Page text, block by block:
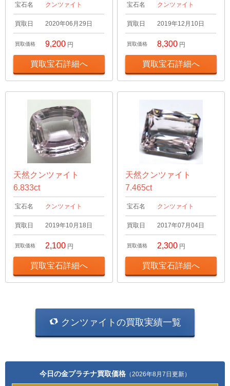
宝石名 クンツァイト
買取日 2020年06月29日
買取価格 9,200 円
買取宝石詳細へ
宝石名 クンツァイト
買取日 2019年12月10日
買取価格 8,300 円
買取宝石詳細へ
天然クンツァイト
6.833ct
宝石名 クンツァイト
買取日 2019年10月18日
買取価格 2,100 円
買取宝石詳細へ
天然クンツァイト
7.465ct
宝石名 クンツァイト
買取日 2017年07月04日
買取価格 2,300 円
買取宝石詳細へ
クンツァイトの買取実績一覧
今日の金プラチナ買取価格 （2026年8月7日更新）